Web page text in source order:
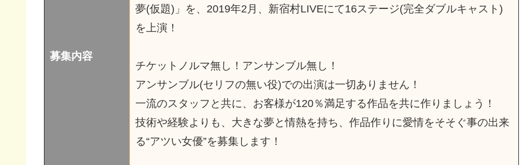
募集内容
夢(仮題)」を、2019年2月、新宿村LIVEにて16ステージ(完全ダブルキャスト)
を上演！
チケットノルマ無し！アンサンブル無し！
アンサンブル(セリフの無い役)での出演は一切ありません！
一流のスタッフと共に、お客様が120％満足する作品を共に作りましょう！
技術や経験よりも、大きな夢と情熱を持ち、作品作りに愛情をそそぐ事の出来
る“アツい女優”を募集します！